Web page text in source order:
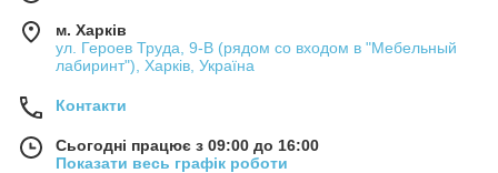
м. Харків
ул. Героев Труда, 9-В (рядом со входом в "Мебельный
лабиринт"), Харків, Україна
Контакти
Сьогодні працює з 09:00 до 16:00
Показати весь графік роботи